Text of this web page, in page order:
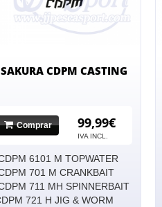
SAKURA CDPM CASTING
Comprar 99,99€
IVA INCL.
6101 M TOPWATER
701 M CRANKBAIT
711 MH SPINNERBAIT
721 H JIG & WORM